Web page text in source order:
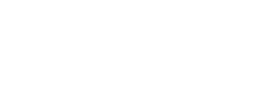
ваш заказ на несколько, доставка за